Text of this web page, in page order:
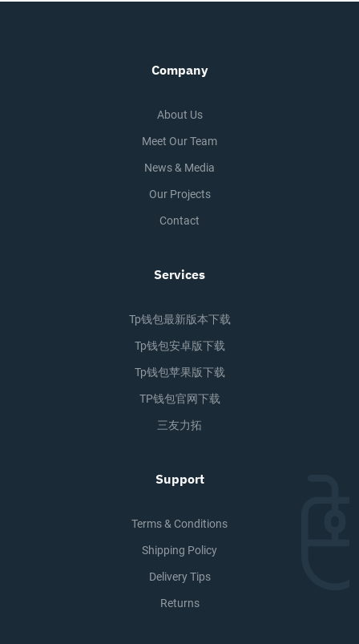
Company
About Us
Meet Our Team
News & Media
Our Projects
Contact
Services
Tp钱包最新版本下载
Tp钱包安卓版下载
Tp钱包苹果版下载
TP钱包官网下载
三友力拓
Support
Terms & Conditions
Shipping Policy
Delivery Tips
Returns